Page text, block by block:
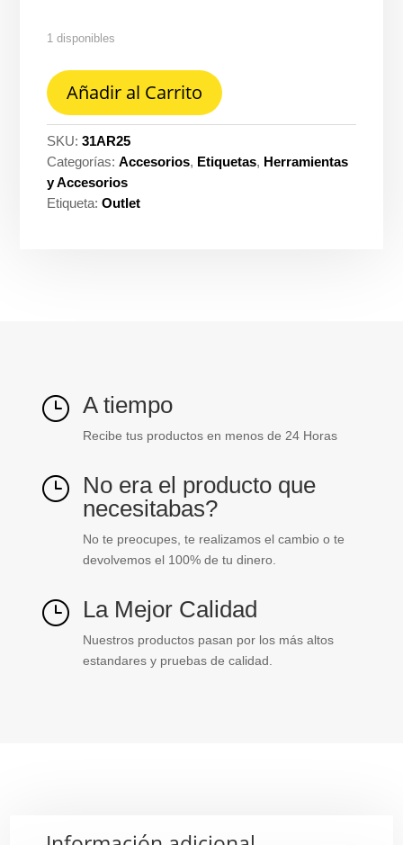
1 disponibles
Anillo
marcacion
CAJAX100
12-
6
AR2
#5
Añadir al Carrito
SKU:31AR25
Categorías:Accesorios, Etiquetas, Herramientas
y Accesorios
Etiqueta:Outlet
} A tiempo
Recibe tus productos en menos de 24 Horas
} No era el producto que
necesitabas?
No te preocupes, te realizamos el cambio o te
devolvemos el 100% de tu dinero.
} La Mejor Calidad
Nuestros productos pasan por los más altos
estandares y pruebas de calidad.